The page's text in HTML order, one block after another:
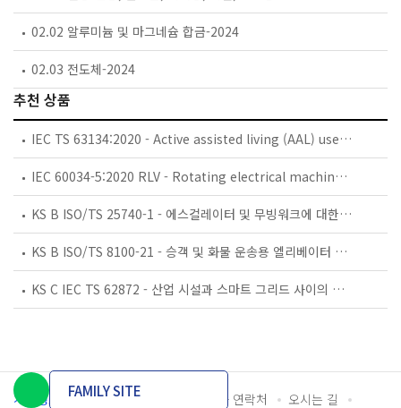
02.02 알루미늄 및 마그네슘 합금-2024
02.03 전도체-2024
추천 상품
IEC TS 63134:2020 - Active assisted living (AAL) use cases
IEC 60034-5:2020 RLV - Rotating electrical machines - Part 5: Degrees of protection provided by the integral design of rotating electrical machines (IP code) - Classification
KS B ISO/TS 25740-1 - 에스컬레이터 및 무빙워크에 대한 안전요건 — 제1부: 세계공통 필수 안전요건(GESRs)
KS B ISO/TS 8100-21 - 승객 및 화물 운송용 엘리베이터 —제21부: 세계공통 필수안전요건(GESRs)을 충족하는 세계공통 안전 파라미터(GSPs)
KS C IEC TS 62872 - 산업 시설과 스마트 그리드 사이의 산업 공정 측정, 제어 및 자동화 시스템 인터페이스
개인정보처리방침 이용약관 담당자 연락처 오시는 길
FAMILY SITE